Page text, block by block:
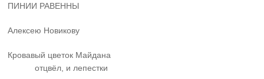
ПИНИИ РАВЕННЫ
Алексею Новикову
Кровавый цветок Майдана
……….отцвёл, и лепестки